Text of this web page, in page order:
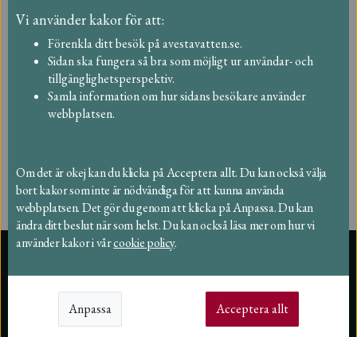
Vi använder kakor för att:
Förenkla ditt besök på avestavatten.se.
Sidan ska fungera så bra som möjligt ur användar- och
tillgänglighetsperspektiv.
Samla information om hur sidans besökare använder
webbplatsen.
Om det är okej kan du klicka på Acceptera allt. Du kan också välja
bort kakor som inte är nödvändiga för att kunna använda
webbplatsen. Det gör du genom att klicka på Anpassa. Du kan
ändra ditt beslut när som helst. Du kan också läsa mer om hur vi
använder kakor i vårcookie policy.
Anpassa Acceptera allt
Om spill- och dagvatten
Support
Leverantörer